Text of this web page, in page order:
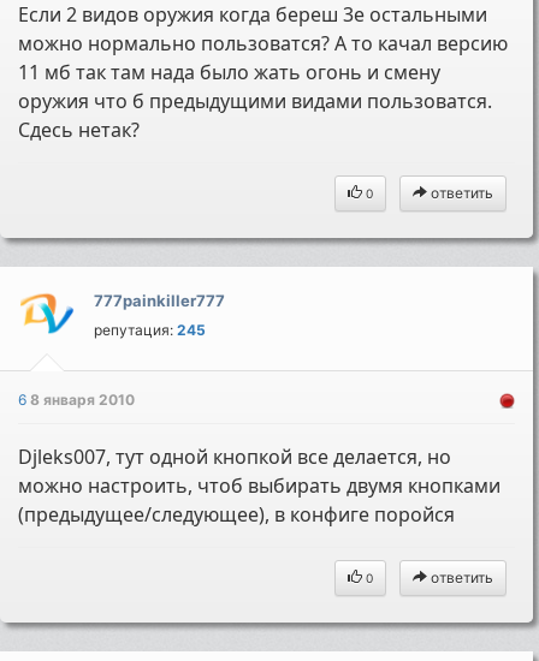
Если 2 видов оружия когда береш 3е остальными
можно нормально пользоватся? А то качал версию
11 мб так там нада было жать огонь и смену
оружия что б предыдущими видами пользоватся.
Сдесь нетак?
0 ответить
777painkiller777
репутация:245
68 января 2010
Djleks007, тут одной кнопкой все делается, но
можно настроить, чтоб выбирать двумя кнопками
(предыдущее/следующее), в конфиге поройся
0 ответить